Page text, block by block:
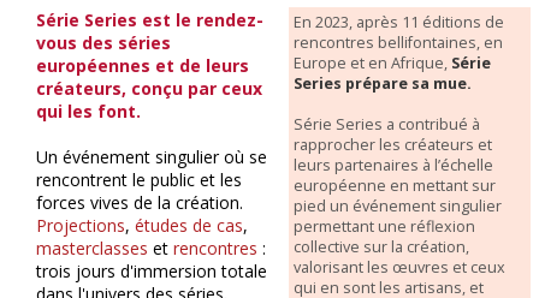
Série Series est le rendez-
vous des séries
européennes et de leurs
créateurs, conçu par ceux
qui les font.
Un événement singulier où se
rencontrent le public et les
forces vives de la création.
Projections,études de cas,
masterclasses etrencontres :
trois jours d'immersion totale
En 2023, après 11 éditions de
rencontres bellifontaines, en
Europe et en Afrique, Série
Series prépare sa mue.
Série Series a contribué à
rapprocher les créateurs et
leurs partenaires à l’échelle
européenne en mettant sur
pied un événement singulier
permettant une réflexion
collective sur la création,
valorisant les œuvres et ceux
qui en sont les artisans, et